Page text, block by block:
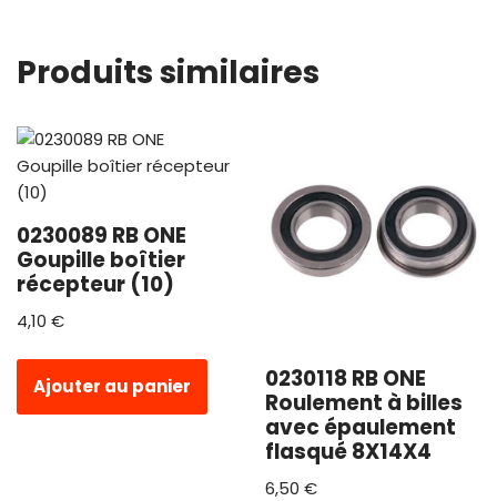
Produits similaires
0230089 RB ONE
Goupille boîtier
récepteur (10)
4,10 €
Ajouter au panier
0230118 RB ONE
Roulement à billes
avec épaulement
flasqué 8X14X4
6,50 €